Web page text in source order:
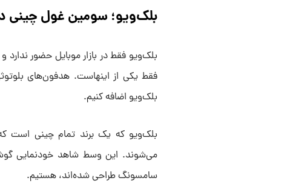
بلک‌ویو؛ سومین غول چینی
بلک‌ویو فقط در بازار موبایل حضور
فقط یکی از اینهاست. هدفون‌های
بلک‌ویو اضافه کنیم.
بلک‌ویو که یک برند تمام چینی است
سامسونگ طراحی شده‌اند، هستیم.